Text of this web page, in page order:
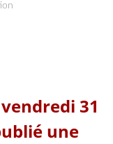
31
une